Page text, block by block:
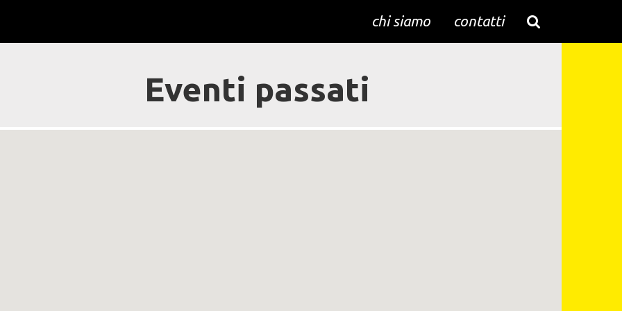
chi siamo contatti
Eventi passati